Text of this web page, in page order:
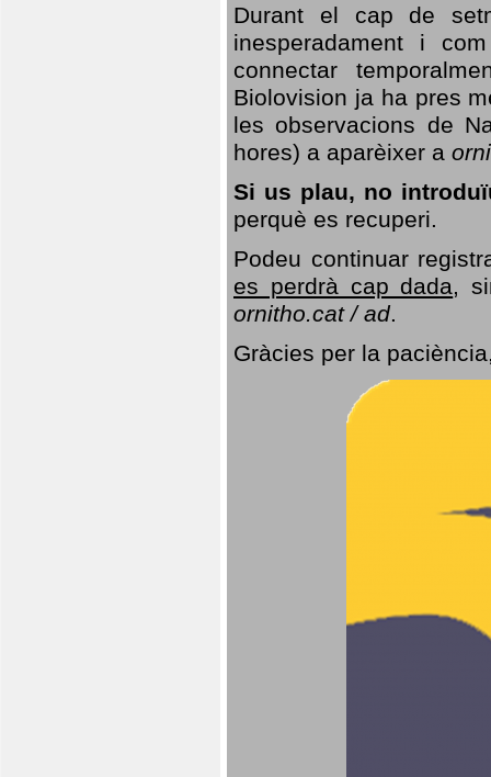
Durant el cap de
inesperadament i
connectar
Biolovision ja ha pres
les observacions de
hores) a aparèixer a
Si us plau, no
perquè es recuperi.
Podeu continuar
es perdrà cap dada,
ornitho.cat / ad.
Gràcies per la